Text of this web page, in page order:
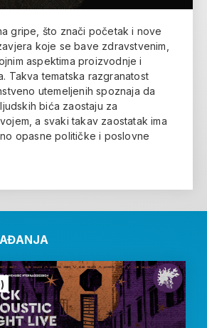
gripe, što znači početak i nove
koje se bave zdravstvenim,
aspektima proizvodnje i
Takva tematska razgranatost
utemeljenih spoznaja da
bića zaostaju za
a svaki takav zaostatak ima
opasne političke i poslovne